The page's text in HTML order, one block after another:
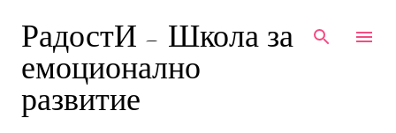
РадостИ - Школа за
емоционално
развитие